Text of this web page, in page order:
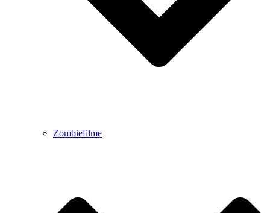
Zombiefilme